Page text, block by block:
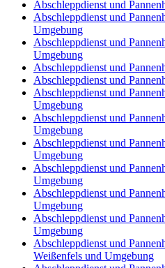
Abschleppdienst und
Abschleppdienst und
Umgebung
Abschleppdienst und
Umgebung
Abschleppdienst und
Abschleppdienst und
Abschleppdienst und
Umgebung
Abschleppdienst und
Umgebung
Abschleppdienst und
Umgebung
Abschleppdienst und
Umgebung
Abschleppdienst und
Umgebung
Abschleppdienst und
Umgebung
Abschleppdienst und
Weißenfels und Umgebung